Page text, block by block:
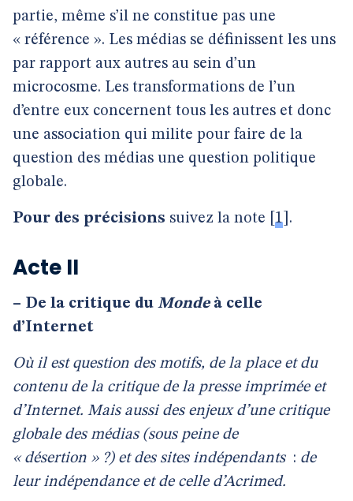
partie, même s’il ne constitue pas une
« référence ». Les médias se définissent les uns
par rapport aux autres au sein d’un
microcosme. Les transformations de l’un
d’entre eux concernent tous les autres et donc
une association qui milite pour faire de la
question des médias une question politique
globale.
Pour des précisions suivez la note 1 .
Acte II
– De la critique du Monde à celle
d’Internet
Où il est question des motifs, de la place et du
contenu de la critique de la presse imprimée et
d’Internet. Mais aussi des enjeux d’une critique
globale des médias (sous peine de
« désertion » ?) et des sites indépendants : de
leur indépendance et de celle d’Acrimed.